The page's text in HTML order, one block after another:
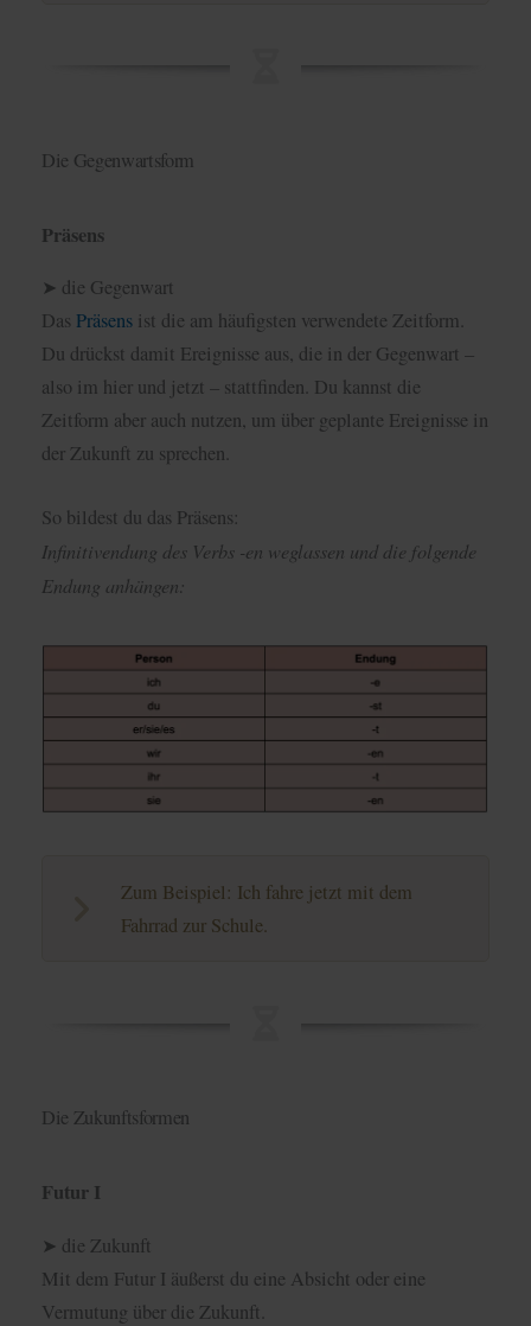
Die Gegenwartsform
Präsens
➤ die Gegenwart
Das Präsens ist die am häufigsten verwendete Zeitform.
Du drückst damit Ereignisse aus, die in der Gegenwart –
also im hier und jetzt – stattfinden. Du kannst die
Zeitform aber auch nutzen, um über geplante Ereignisse in
der Zukunft zu sprechen.
So bildest du das Präsens:
Infinitivendung des Verbs -en weglassen und die folgende
Endung anhängen:
Zum Beispiel: Ich fahre jetzt mit dem
Fahrrad zur Schule.
Die Zukunftsformen
Futur I
➤ die Zukunft
Mit dem Futur I äußerst du eine Absicht oder eine
Vermutung über die Zukunft.